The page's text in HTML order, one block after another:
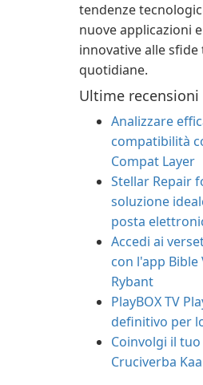
tendenze
nuove applicazioni
innovative alle
quotidiane.
Ultime recensioni
Analizzare
compatibilità
Compat Layer
Stellar Repair
soluzione
posta
Accedi ai
con l'app
Rybant
PlayBOX TV
definitivo per
Coinvolgi il
Cruciverba